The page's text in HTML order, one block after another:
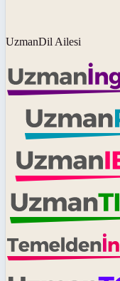
UzmanDil Ailesi